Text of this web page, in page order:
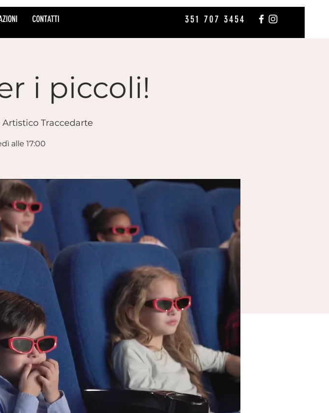
CONTATTI 351 707 3454
i piccoli!
Artistico Traccedarte
alle 17:00